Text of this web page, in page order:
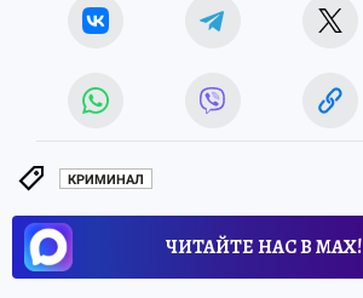
КРИМИНАЛ
ЧИТАЙТЕ НАС В МАХ!